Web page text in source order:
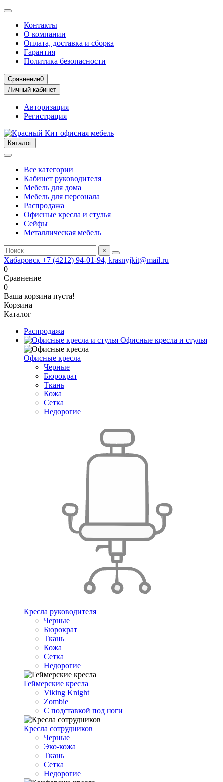
Контакты
О компании
Оплата, доставка и сборка
Гарантия
Политика безопасности
Сравнение0
Личный кабинет
Авторизация
Регистрация
Каталог
Все категории
Кабинет руководителя
Мебель для дома
Мебель для персонала
Распродажа
Офисные кресла и стулья
Сейфы
Металлическая мебель
×
Хабаровск +7 (4212) 94-01-94, krasnyjkit@mail.ru
0
Сравнение
0
Ваша корзина пуста!
Корзина
Каталог
Распродажа
Офисные кресла и стулья
Офисные кресла
Черные
Бюрократ
Ткань
Кожа
Сетка
Недорогие
Кресла руководителя
Черные
Бюрократ
Ткань
Кожа
Сетка
Недорогие
Геймерские кресла
Viking Knight
Zombie
С подставкой под ноги
Кресла сотрудников
Черные
Эко-кожа
Ткань
Сетка
Недорогие